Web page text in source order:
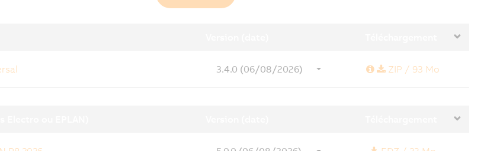
3.4.0 (06/08/2026)
Informations
ZIP / 93 Mo